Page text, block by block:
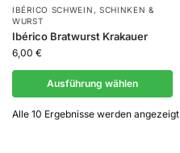
IBÉRICO SCHWEIN , SCHINKEN &
WURST
Ibérico Bratwurst Krakauer
6,00 €
Ausführung wählen
Alle 10 Ergebnisse werden angezeigt